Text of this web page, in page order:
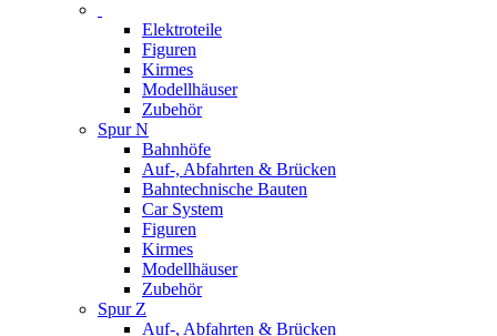
Elektroteile
Figuren
Kirmes
Modellhäuser
Zubehör
Spur N
Bahnhöfe
Auf-, Abfahrten & Brücken
Bahntechnische Bauten
Car System
Figuren
Kirmes
Modellhäuser
Zubehör
Spur Z
Auf-, Abfahrten & Brücken